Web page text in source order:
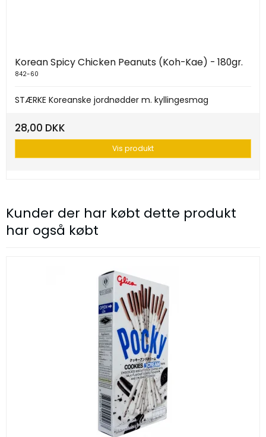
Korean Spicy Chicken Peanuts (Koh-Kae) - 180gr.
842-60
STÆRKE Koreanske jordnødder m. kyllingesmag
28,00 DKK
Vis produkt
Kunder der har købt dette produkt
har også købt